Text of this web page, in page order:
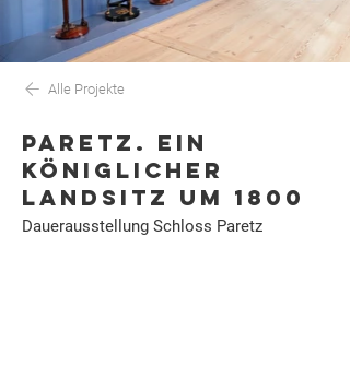
Alle Projekte
PARETZ. EIN
KÖNIGLICHER
LANDSITZ UM 1800
Dauerausstellung Schloss Paretz